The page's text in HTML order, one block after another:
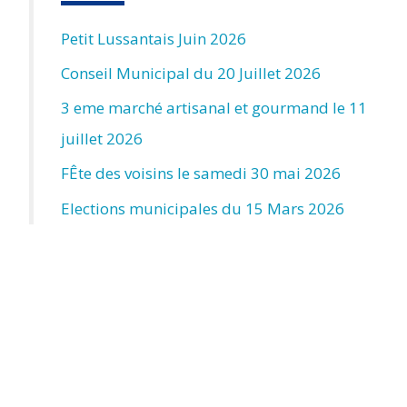
Petit Lussantais Juin 2026
Conseil Municipal du 20 Juillet 2026
3 eme marché artisanal et gourmand le 11
juillet 2026
FÊte des voisins le samedi 30 mai 2026
Elections municipales du 15 Mars 2026